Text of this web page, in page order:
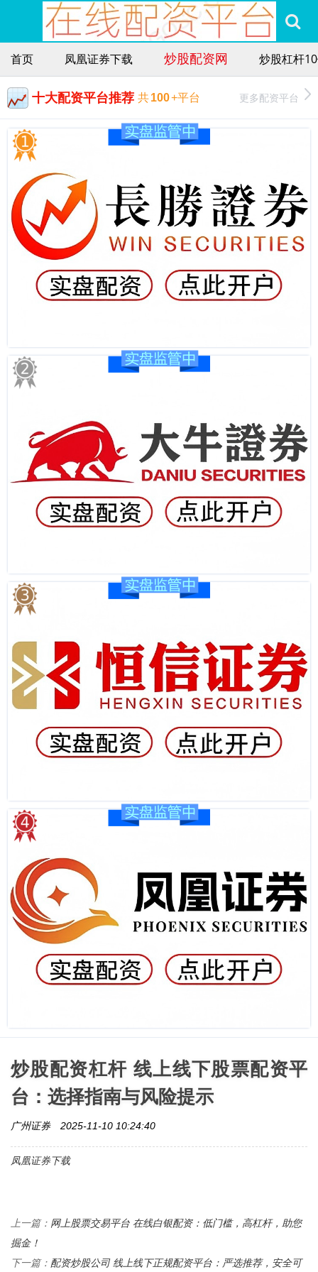
首页 凤凰证券下载 炒股配资网 炒股杠杆
十大配资平台推荐 共100+平台 更多配资平台
炒股配资杠杆 线上线下股票配资平
台：选择指南与风险提示
广州证券 2025-11-10 10:24:40
凤凰证券下载
上一篇： 网上股票交易平台 在线白银配资：低门槛，高杠杆，助您
掘金！
下一篇： 配资炒股公司 线上线下正规配资平台：严选推荐，安全可